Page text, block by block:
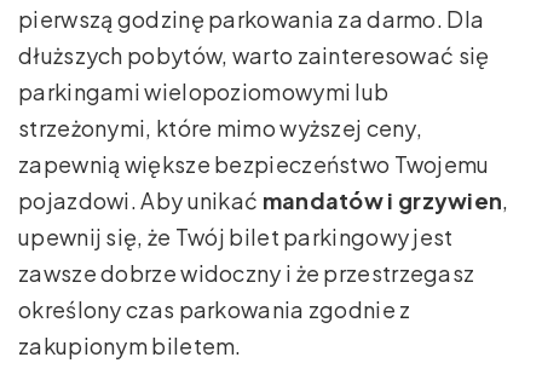
pierwszą godzinę parkowania za darmo. Dla
dłuższych pobytów, warto zainteresować się
parkingami wielopoziomowymi lub
strzeżonymi, które mimo wyższej ceny,
zapewnią większe bezpieczeństwo Twojemu
pojazdowi. Aby unikać mandatów i grzywien,
upewnij się, że Twój bilet parkingowy jest
zawsze dobrze widoczny i że przestrzegasz
określony czas parkowania zgodnie z
zakupionym biletem.